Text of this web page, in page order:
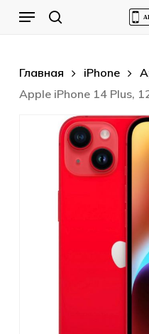
Menu
Главная iPhone
Apple iPhone 14 Plus,